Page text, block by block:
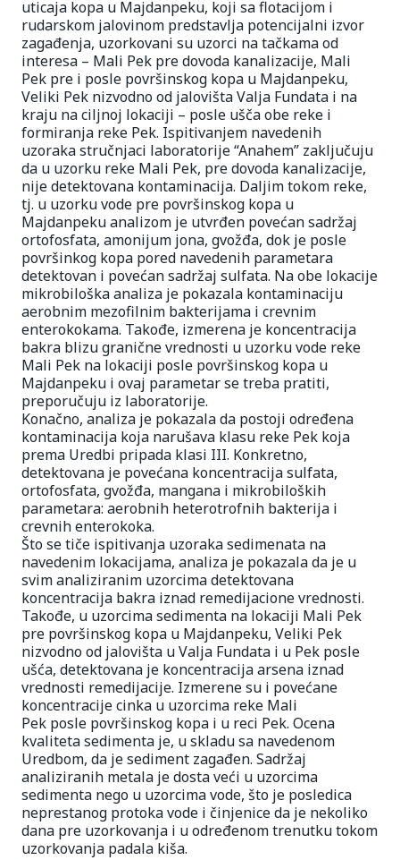
uticaja kopa u Majdanpeku, koji sa flotacijom i
rudarskom jalovinom predstavlja potencijalni izvor
zagađenja, uzorkovani su uzorci na tačkama od
interesa – Mali Pek pre dovoda kanalizacije, Mali
Pek pre i posle površinskog kopa u Majdanpeku,
Veliki Pek nizvodno od jalovišta Valja Fundata i na
kraju na ciljnoj lokaciji – posle ušča obe reke i
formiranja reke Pek. Ispitivanjem navedenih
uzoraka stručnjaci laboratorije “Anahem” zaključuju
da u uzorku reke Mali Pek, pre dovoda kanalizacije,
nije detektovana kontaminacija. Daljim tokom reke,
tj. u uzorku vode pre površinskog kopa u
Majdanpeku analizom je utvrđen povećan sadržaj
ortofosfata, amonijum jona, gvožđa, dok je posle
površinkog kopa pored navedenih parametara
detektovan i povećan sadržaj sulfata. Na obe lokacije
mikrobiloška analiza je pokazala kontaminaciju
aerobnim mezofilnim bakterijama i crevnim
enterokokama. Takođe, izmerena je koncentracija
bakra blizu granične vrednosti u uzorku vode reke
Mali Pek na lokaciji posle površinskog kopa u
Majdanpeku i ovaj parametar se treba pratiti,
preporučuju iz laboratorije.
Konačno, analiza je pokazala da postoji određena
kontaminacija koja narušava klasu reke Pek koja
prema Uredbi pripada klasi III. Konkretno,
detektovana je povećana koncentracija sulfata,
ortofosfata, gvožđa, mangana i mikrobiloških
parametara: aerobnih heterotrofnih bakterija i
crevnih enterokoka.
Što se tiče ispitivanja uzoraka sedimenata na
navedenim lokacijama, analiza je pokazala da je u
svim analiziranim uzorcima detektovana
koncentracija bakra iznad remedijacione vrednosti.
Takođe, u uzorcima sedimenta na lokaciji Mali Pek
pre površinskog kopa u Majdanpeku, Veliki Pek
nizvodno od jalovišta u Valja Fundata i u Pek posle
ušća, detektovana je koncentracija arsena iznad
vrednosti remedijacije. Izmerene su i povećane
koncentracije cinka u uzorcima reke Mali
Pek posle površinskog kopa i u reci Pek. Ocena
kvaliteta sedimenta je, u skladu sa navedenom
Uredbom, da je sediment zagađen. Sadržaj
analiziranih metala je dosta veći u uzorcima
sedimenta nego u uzorcima vode, što je posledica
neprestanog protoka vode i činjenice da je nekoliko
dana pre uzorkovanja i u određenom trenutku tokom
uzorkovanja padala kiša.